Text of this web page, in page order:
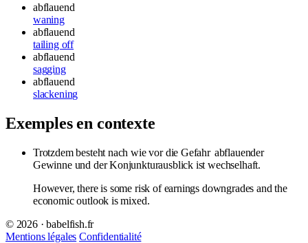
abflauend
waning
abflauend
tailing off
abflauend
sagging
abflauend
slackening
Exemples en contexte
Trotzdem besteht nach wie vor die Gefahr abflauender
Gewinne und der Konjunkturausblick ist wechselhaft.
However, there is some risk of earnings downgrades and the
economic outlook is mixed.
© 2026 · babelfish.fr
Mentions légales Confidentialité